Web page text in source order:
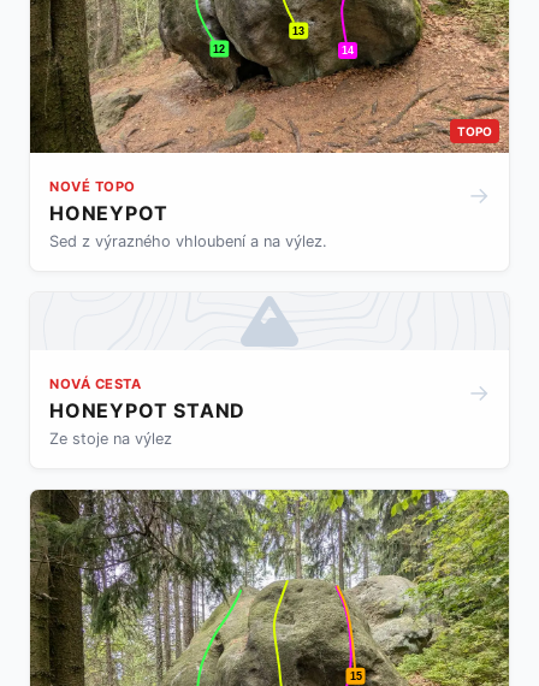
12
13
14
TOPO
NOVÉ TOPO
HONEYPOT
Sed z výrazného vhloubení a na výlez.
→
NOVÁ CESTA
HONEYPOT STAND
Ze stoje na výlez
→
15